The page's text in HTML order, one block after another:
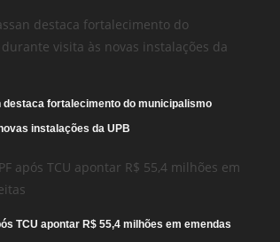
destaca fortalecimento do municipalismo
instalações da UPB
TCU apontar R$ 55,4 milhões em emendas